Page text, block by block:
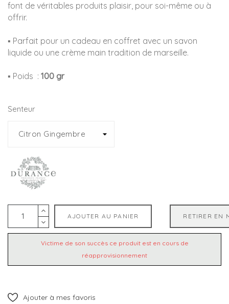
font de véritables produits plaisir, pour soi-même ou à
offrir.
▪ Parfait pour un cadeau en coffret avec un savon
liquide ou une crème main tradition de marseille.
▪ Poids : 100 gr
Senteur
AJOUTER AU PANIER RETIRER EN
Victime de son succès ce produit est en cours de
réapprovisionnement
Ajouter à mes favoris